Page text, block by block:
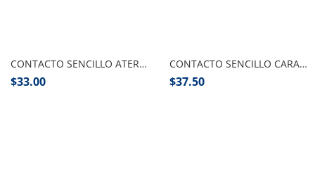
CONTACTO SENCILLO ATERRIZADO VOLTECH PZA
$33.00
CONTACTO SENCILLO CARA DE CHINO STANDARD, TRUPER
$37.50